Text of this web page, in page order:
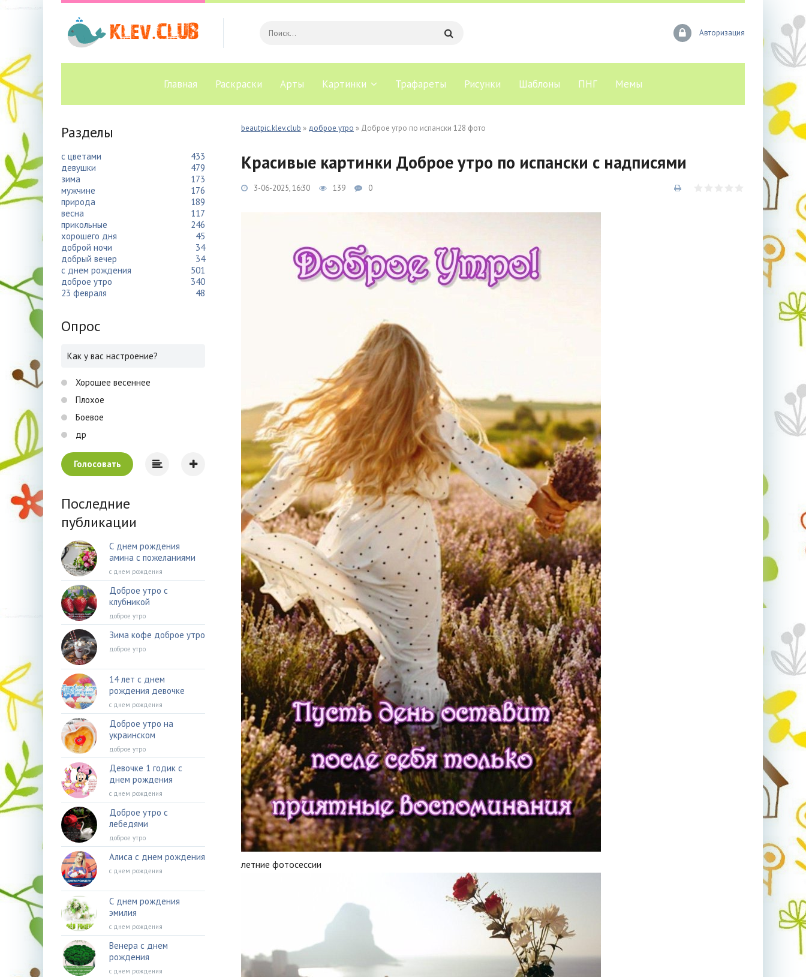
Авторизация
Главная Раскраски Арты Картинки Трафареты Рисунки Шаблоны ПНГ Мемы
beautpic.klev.club » доброе утро » Доброе утро по испански 128 фото
Красивые картинки Доброе утро по испански с надписями
3-06-2025, 16:30 139 0
летние фотосессии
Разделы
с цветами
433
девушки
479
зима
173
мужчине
176
природа
189
весна
117
прикольные
246
хорошего дня
45
доброй ночи
34
добрый вечер
34
с днем рождения
501
доброе утро
340
23 февраля
48
Опрос
Как у вас настроение?
Хорошее весеннее
Плохое
Боевое
др
Голосовать
Последние
публикации
С днем рождения
амина с пожеланиями
с днем рождения
Доброе утро с
клубникой
доброе утро
Зима кофе доброе утро
доброе утро
14 лет с днем
рождения девочке
с днем рождения
Доброе утро на
украинском
доброе утро
Девочке 1 годик с
днем рождения
с днем рождения
Доброе утро с
лебедями
доброе утро
Алиса с днем рождения
с днем рождения
С днем рождения
эмилия
с днем рождения
Венера с днем
рождения
с днем рождения